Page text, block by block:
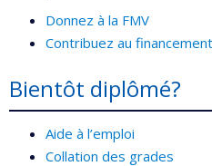
Donnez à la FMV
Contribuez au
Bientôt diplômé?
Aide à l’emploi
Collation des grades